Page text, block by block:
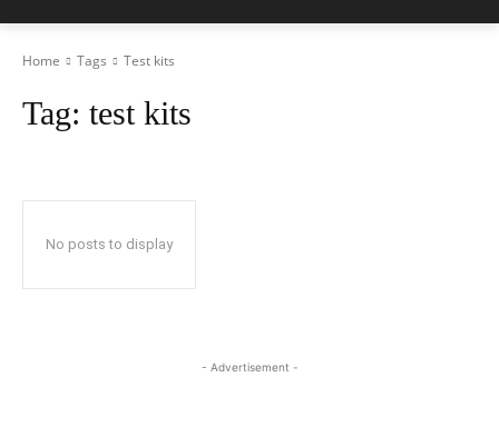
Home Tags Test kits
Tag: test kits
No posts to display
- Advertisement -